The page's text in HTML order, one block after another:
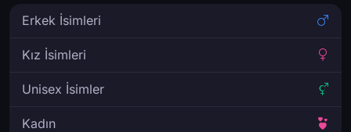
Erkek İsimleri
Kız İsimleri
Unisex İsimler
Kadın